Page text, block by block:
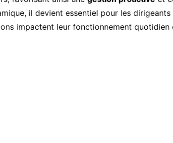
il devient essentiel pour les dirigeants
impactent leur fonctionnement quotidien